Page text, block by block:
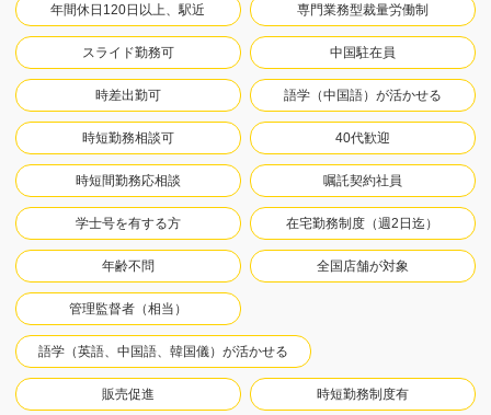
年間休日120日以上、駅近 専門業務型裁量労働制
スライド勤務可 中国駐在員
時差出勤可 語学（中国語）が活かせる
時短勤務相談可 40代歓迎
時短間勤務応相談 嘱託契約社員
学士号を有する方 在宅勤務制度（週2日迄）
年齢不問 全国店舗が対象
管理監督者（相当）
語学（英語、中国語、韓国儀）が活かせる
販売促進 時短勤務制度有